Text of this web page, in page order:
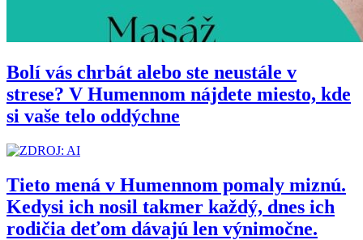
Bolí vás chrbát alebo ste neustále v
strese? V Humennom nájdete miesto, kde
si vaše telo oddýchne
Tieto mená v Humennom pomaly miznú.
Kedysi ich nosil takmer každý, dnes ich
rodičia deťom dávajú len výnimočne.